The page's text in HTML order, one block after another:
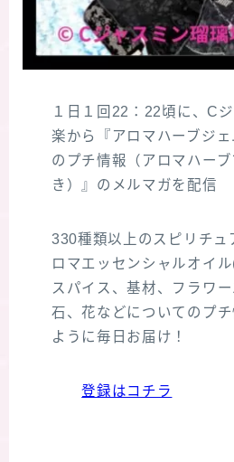
１日１回22：22頃に、C
楽から『アロマハーブジ
のプチ情報（アロマハー
き）』のメルマガを配信
330種類以上のスピリチュ
ロマエッセンシャルオイ
スパイス、基材、フラワ
石、花などについてのプ
ように毎日お届け！
登録はコチラ